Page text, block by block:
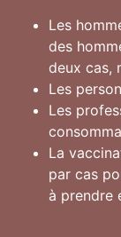
Les
des
deux cas,
Les
Les
La
par cas
à prendre